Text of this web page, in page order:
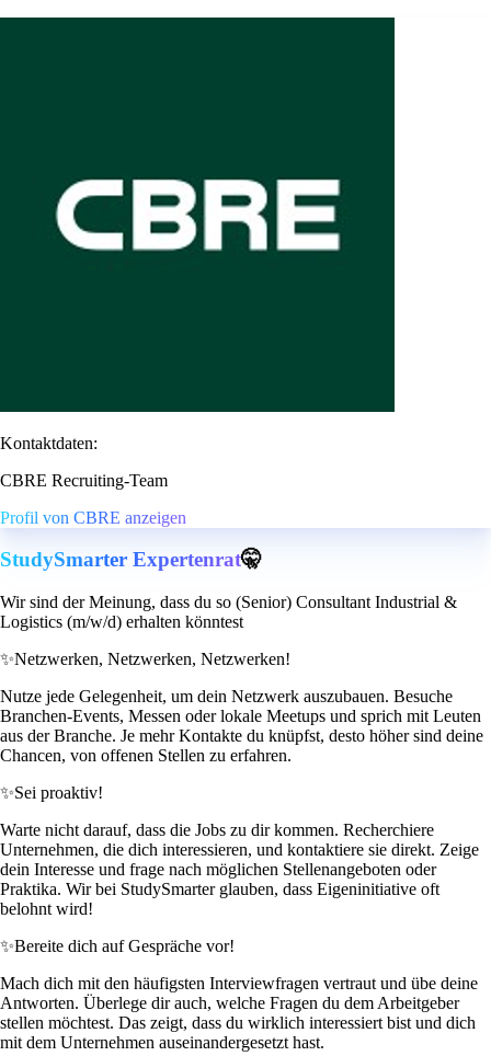
Kontaktdaten:
CBRE Recruiting-Team
Profil von CBRE anzeigen
StudySmarter Expertenrat🤫
Wir sind der Meinung, dass du so (Senior) Consultant Industrial &
Logistics (m/w/d) erhalten könntest
✨Netzwerken, Netzwerken, Netzwerken!
Nutze jede Gelegenheit, um dein Netzwerk auszubauen. Besuche
Branchen-Events, Messen oder lokale Meetups und sprich mit Leuten
aus der Branche. Je mehr Kontakte du knüpfst, desto höher sind deine
Chancen, von offenen Stellen zu erfahren.
✨Sei proaktiv!
Warte nicht darauf, dass die Jobs zu dir kommen. Recherchiere
Unternehmen, die dich interessieren, und kontaktiere sie direkt. Zeige
dein Interesse und frage nach möglichen Stellenangeboten oder
Praktika. Wir bei StudySmarter glauben, dass Eigeninitiative oft
belohnt wird!
✨Bereite dich auf Gespräche vor!
Mach dich mit den häufigsten Interviewfragen vertraut und übe deine
Antworten. Überlege dir auch, welche Fragen du dem Arbeitgeber
stellen möchtest. Das zeigt, dass du wirklich interessiert bist und dich
mit dem Unternehmen auseinandergesetzt hast.